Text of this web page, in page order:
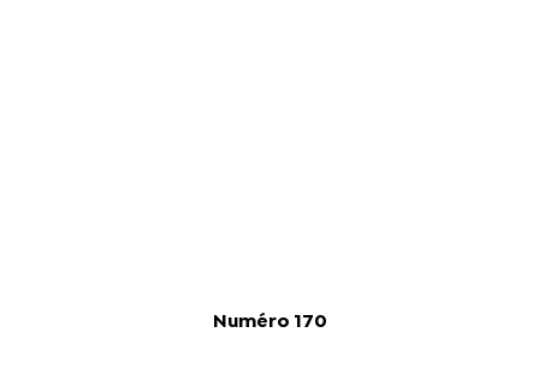
Numéro 170